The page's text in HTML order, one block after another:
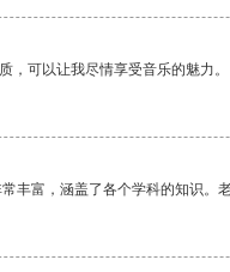
，可以让我尽情享受音乐的魅力。
丰富，涵盖了各个学科的知识。